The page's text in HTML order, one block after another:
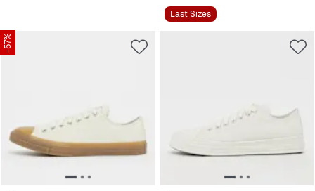
Last Sizes
-57%